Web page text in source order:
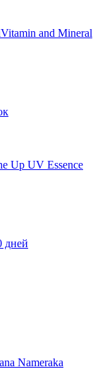
and Mineral
Up UV Essence
дней
Nameraka